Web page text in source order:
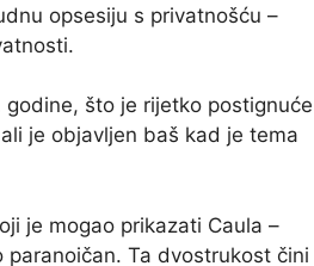
opsesiju s privatnošću –
što je rijetko postignuće
je objavljen baš kad je tema
je mogao prikazati Caula –
Ta dvostrukost čini